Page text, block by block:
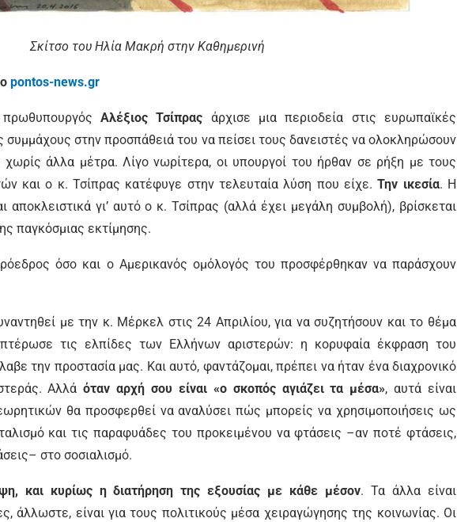
Σκίτσο του Ηλία Μακρή στην Καθημερινή
pontos-news.gr
Αλέξιος Τσίπρας άρχισε μια περιοδεία στις ευρωπαϊκές
στην προσπάθειά του να πείσει τους δανειστές να ολοκληρώσουν
άλλα μέτρα. Λίγο νωρίτερα, οι υπουργοί του ήρθαν σε ρήξη με τους
και ο κ. Τσίπρας κατέφυγε στην τελευταία λύση που είχε. Την ικεσία. Η
αποκλειστικά γι’ αυτό ο κ. Τσίπρας (αλλά έχει μεγάλη συμβολή), βρίσκεται
παγκόσμιας εκτίμησης.
όσο και ο Αμερικανός ομόλογός του προσφέρθηκαν να παράσχουν
με την κ. Μέρκελ στις 24 Απριλίου, για να συζητήσουν και το θέμα
τις ελπίδες των Ελλήνων αριστερών: η κορυφαία έκφραση του
την προστασία μας. Και αυτό, φαντάζομαι, πρέπει να ήταν ένα διαχρονικό
Αλλάόταν αρχή σου είναι «ο σκοπός αγιάζει τα μέσα», αυτά είναι
θα προσφερθεί να αναλύσει πώς μπορείς να χρησιμοποιήσεις ως
και τις παραφυάδες του προκειμένου να φτάσεις –αν ποτέ φτάσεις,
στο σοσιαλισμό.
και κυρίως η διατήρηση της εξουσίας με κάθε μέσον. Τα άλλα είναι
άλλωστε, είναι για τους πολιτικούς μέσα χειραγώγησης της κοινωνίας. Οι